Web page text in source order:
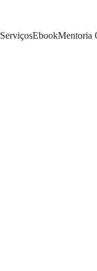
ServiçosEbookMentoria